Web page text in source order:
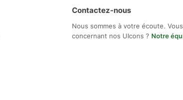
Contactez-nous
Nous sommes à votre écoute.
concernant nos UIcons ? Notre